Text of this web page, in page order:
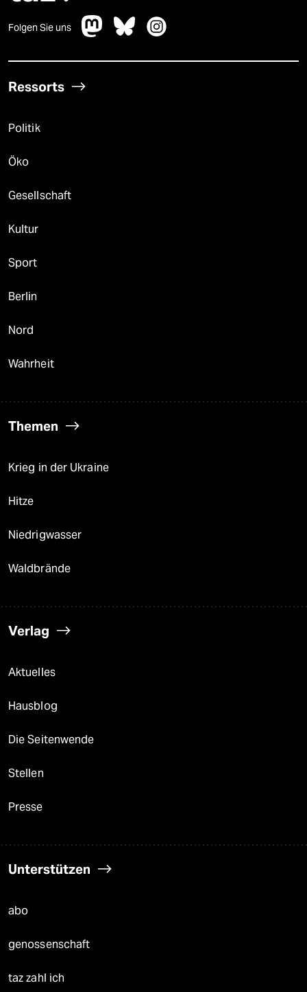
Folgen Sie uns
Ressorts
Politik
Öko
Gesellschaft
Kultur
Sport
Berlin
Nord
Wahrheit
Themen
Krieg in der Ukraine
Hitze
Niedrigwasser
Waldbrände
Verlag
Aktuelles
Hausblog
Die Seitenwende
Stellen
Presse
Unterstützen
abo
genossenschaft
taz zahl ich